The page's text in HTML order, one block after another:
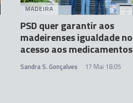
MADEIRA
PSD quer garantir aos
madeirenses igualdade no
acesso aos medicamentos
Sandra S. Gonçalves 17 Mai 18:05